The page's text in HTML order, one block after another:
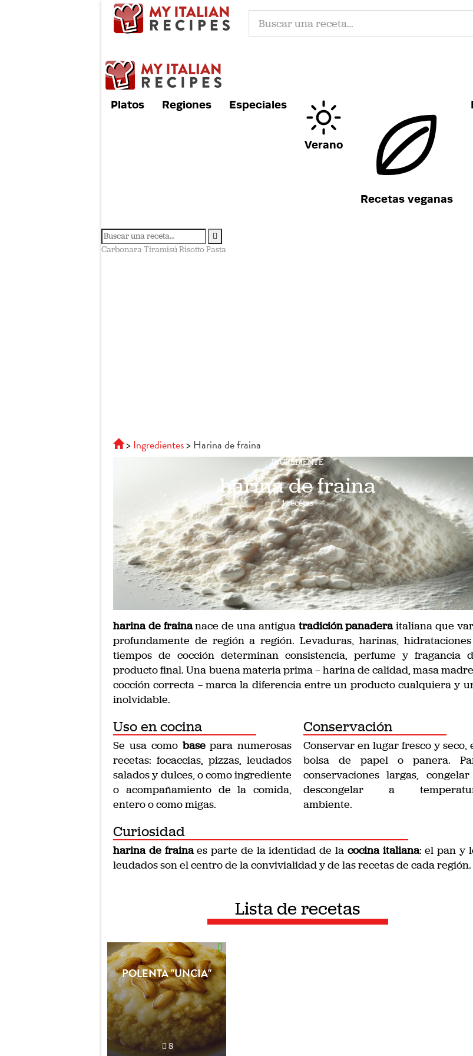
Platos Regiones Especiales
Verano
Recetas veganas
CarbonaraTiramisúRisottoPasta
Ingredientes Harina de fraina
INGREDIENTE
harina de fraina
1 recetas
harina de frainanace de una antigua tradición panaderaitaliana que
profundamente de región a región. Levaduras, harinas,
tiempos de cocción determinan consistencia, perfume y fragancia
producto final. Una buena materia prima — harina de calidad, masa
cocción correcta — marca la diferencia entre un producto cualquiera y
inolvidable.
Uso en cocina
Se usa como basepara numerosas
recetas: focaccias, pizzas, leudados
salados y dulces, o como ingrediente
o acompañamiento de la comida,
entero o como migas.
Conservación
Conservar en lugar fresco y seco,
bolsa de papel o panera.
conservaciones largas,
descongelar a
ambiente.
Curiosidad
harina de frainaes parte de la identidad de la cocina italiana: el pan y
leudados son el centro de la convivialidad y de las recetas de cada región.
Lista de recetas
POLENTA "UNCIA"
8